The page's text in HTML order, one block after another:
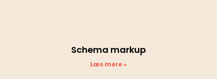
Schema markup
Læs mere »